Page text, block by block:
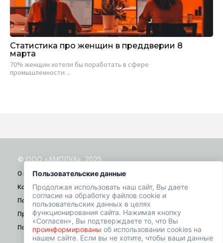
Статистика про женщин в преддверии 8
марта
70% женщин хотели бы поработать в сфере
промышленности ...
Пользовательские данные
Продолжая использовать наш сайт, Вы даете
согласие на обработку файлов cookie и
пользовательских данных в целях
функционирования сайта. Нажимая кнопку
«Согласен», Вы подтверждаете то, что Вы
проинформированы об использовании cookies на
нашем сайте. Если вы не хотите, чтобы ваши данные
© ООО «АМПЛУА», 2025
О проекте
Контакты
Помощь
Правила
Политика конфиденциальности